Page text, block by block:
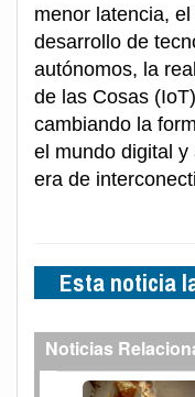
menor latencia,
desarrollo de
autónomos, la
de las Cosas
cambiando la
el mundo digital
era de
Esta noticia
Noticias